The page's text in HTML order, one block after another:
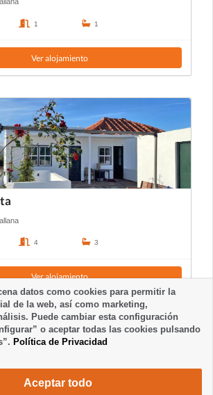
1 1
Ver alojamiento
4 3
Ver alojamiento
datos como cookies para permitir la
de la web, así como marketing,
Puede cambiar esta configuración
o aceptar todas las cookies pulsando
Política de Privacidad
Aceptar todo